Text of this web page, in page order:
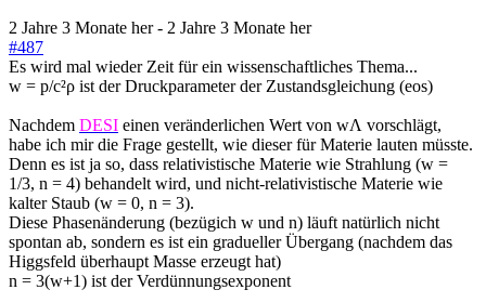
2 Jahre 3 Monate her- 2 Jahre 3 Monate her
#487
Es wird mal wieder Zeit für ein wissenschaftliches Thema...
w = p/c²ρ ist der Druckparameter der Zustandsgleichung (eos)
Nachdem DESI einen veränderlichen Wert von wΛ vorschlägt,
habe ich mir die Frage gestellt, wie dieser für Materie lauten müsste.
Denn es ist ja so, dass relativistische Materie wie Strahlung (w =
1/3, n = 4) behandelt wird, und nicht-relativistische Materie wie
kalter Staub (w = 0, n = 3).
Diese Phasenänderung (bezügich w und n) läuft natürlich nicht
spontan ab, sondern es ist ein gradueller Übergang (nachdem das
Higgsfeld überhaupt Masse erzeugt hat)
n = 3(w+1) ist der Verdünnungsexponent